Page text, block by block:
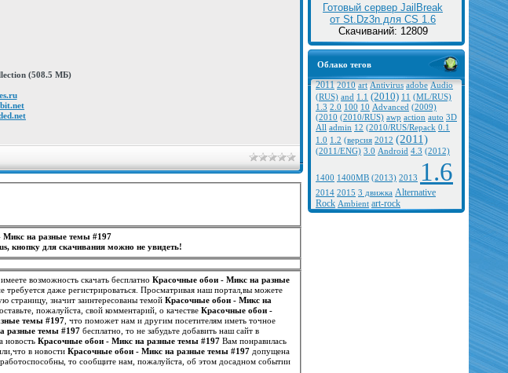
Готовый сервер JailBreak
от St.Dz3n для CS 1.6
Скачиваний: 12809
Облако тегов
2011 2010 art Antivirus adobe Audio
(RUS) and 1.1 (2010) 11 (ML/RUS)
1.3 2.0 100 10 Advanced (2009)
(2010 (2010/RUS) awp action auto 3D
All admin 12 (2010/RUS/Repack 0.1
1.0 1.2 (версия 2012 (2011)
(2011/ENG) 3.0 Android 4.3 (2012)
1400 1400MB (2013) 2013 1.6
2014 2015 3 движка Alternative
Rock Ambient art-rock
(508.5 МБ)
Микс на разные темы #197
кнопку для скачивания можно не увидеть!
возможность скачать бесплатноКрасочные обои - Микс на разные
требуется даже регистрироваться. Просматривая наш портал,вы можете
страницу, значит заинтересованы темойКрасочные обои - Микс на
оставьте, пожалуйста, свой комментарий, о качествеКрасочные обои -
темы #197 , что поможет нам и другим посетителям иметь точное
разные темы #197 бесплатно, то не забудьте добавить наш сайт в
новостьКрасочные обои - Микс на разные темы #197 Вам понравилась
в новостиКрасочные обои - Микс на разные темы #197 допущена
то сообщите нам, пожалуйста, об этом досадном событии